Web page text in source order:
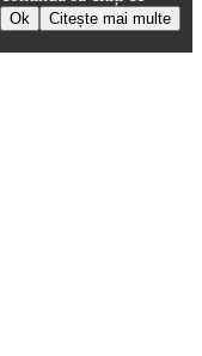
Ok Citește mai multe